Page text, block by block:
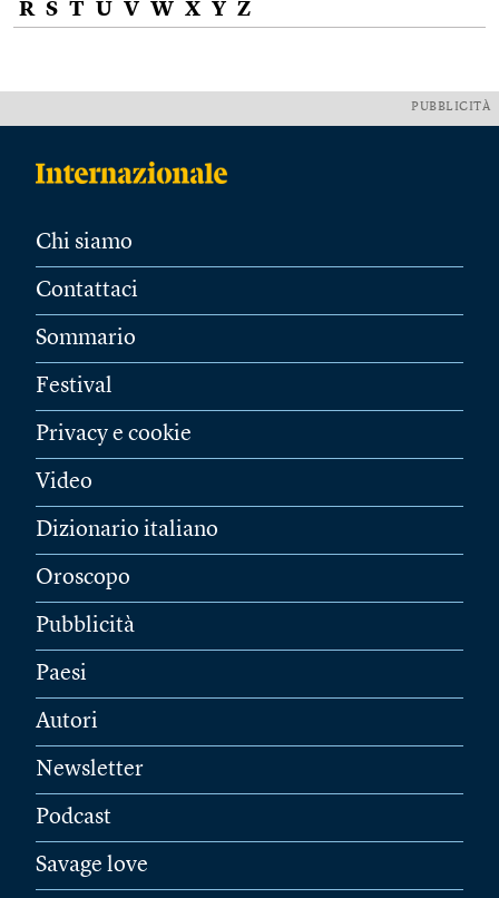
R S T U V W X Y Z
PUBBLICITÀ
Chi siamo
Contattaci
Sommario
Festival
Privacy e cookie
Video
Dizionario italiano
Oroscopo
Pubblicità
Paesi
Autori
Newsletter
Podcast
Savage love